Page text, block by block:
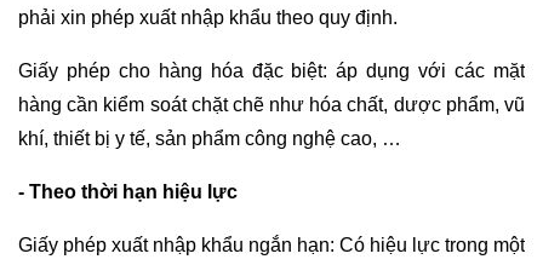
phải xin phép xuất nhập khẩu theo quy định.
Giấy phép cho hàng hóa đặc biệt: áp dụng với các mặt
hàng cần kiểm soát chặt chẽ như hóa chất, dược phẩm, vũ
khí, thiết bị y tế, sản phẩm công nghệ cao, …
- Theo thời hạn hiệu lực
Giấy phép xuất nhập khẩu ngắn hạn: Có hiệu lực trong một